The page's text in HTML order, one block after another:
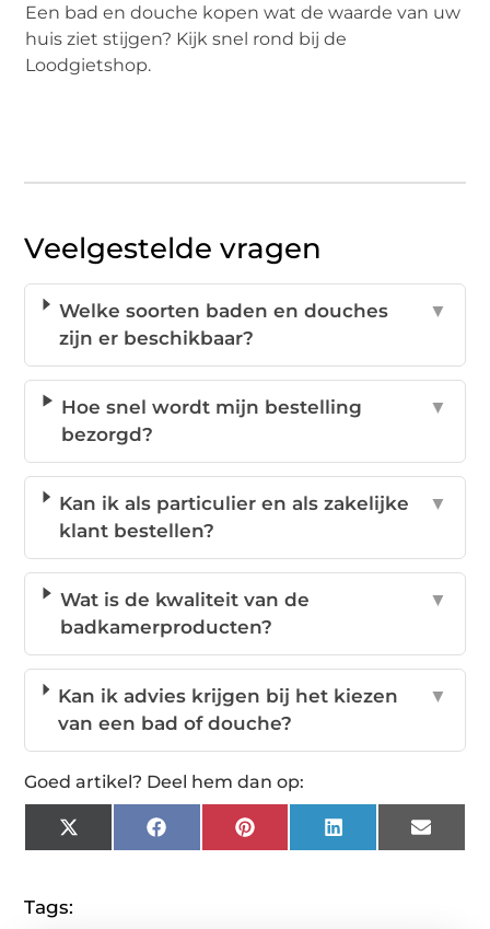
Een bad en douche kopen wat de waarde van uw
huis ziet stijgen? Kijk snel rond bij de
Loodgietshop.
Veelgestelde vragen
Welke soorten baden en douches
zijn er beschikbaar?
▼
Hoe snel wordt mijn bestelling
bezorgd?
▼
Kan ik als particulier en als zakelijke
klant bestellen?
▼
Wat is de kwaliteit van de
badkamerproducten?
▼
Kan ik advies krijgen bij het kiezen
van een bad of douche?
▼
Goed artikel? Deel hem dan op:
X
(Twitter)
FacebookPinterestLinkedInEmail
Tags: